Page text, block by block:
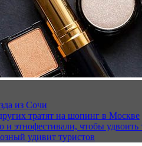
из Сочи
тратят на шопинг в Москве
и этнофестивали, чтобы удвоить
удивит туристов